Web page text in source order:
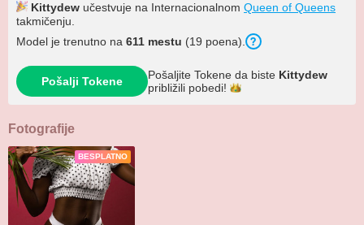
Kittydew učestvuje na Internacionalnom Queen of Queens
takmičenju.
Model je trenutno na 611 mestu (19 poena).
Pošalji Tokene Pošaljite Tokene da biste Kittydew
približili pobedi!
Fotografije
BESPLATNO